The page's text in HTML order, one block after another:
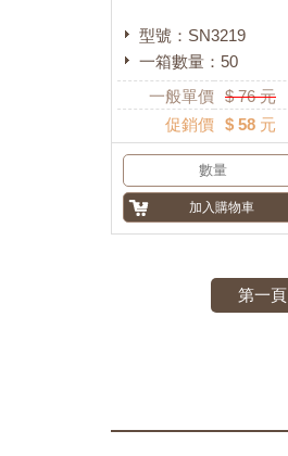
型號：SN3219
一箱數量：50
一般單價 $76元
促銷價 $ 58 元
第一頁